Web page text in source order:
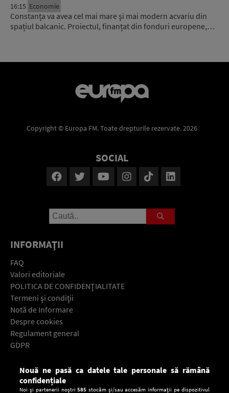
16:15 Economie
Constanța va avea cel mai mare și mai modern acvariu din
spațiul balcanic. Proiectul, finanțat din fonduri europene,…
Copyright © Europa FM. Toate drepturile rezervate. 2026
SOCIAL
INFORMAŢII
FAQ
Valori editoriale
POLITICA DE CONFIDENŢIALITATE
Termeni şi condiţii
Notă de Informare
Despre cookies
Regulament general
GDPR
Descarcă gratuit aplicaţia Europa FM pentru smartphone:
Nouă ne pasă ca datele tale personale să rămână
confidențiale
Noi și partenerii noștri585 stocăm și/sau accesăm informații pe dispozitivul